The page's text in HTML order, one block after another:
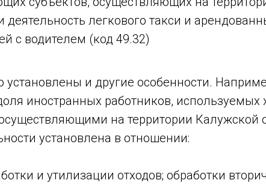
деятельность легкового такси и
с водителем (код 49.32)
установлены и другие особенности.
иностранных работников,
на территории Калужской
установлена в отношении:
и утилизации отходов; обработки